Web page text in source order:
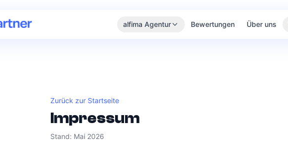
alfima Agentur Bewertungen Über uns
Zurück zur Startseite
Impressum
Stand: Mai 2026